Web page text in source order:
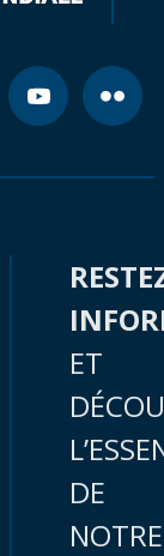
ET
DE
NOTRE